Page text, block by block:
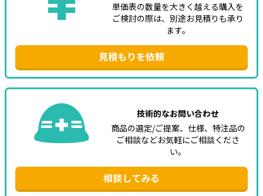
単価表の数量を大きく越える購入を
ご検討の際は、別途お見積りも承り
ます。
見積もりを依頼
技術的なお問い合わせ
商品の選定/ご提案、仕様、特注品の
ご相談などお気軽にご相談くださ
い。
相談してみる